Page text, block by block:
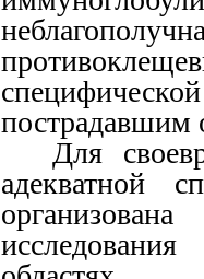
пострадавшим
Для
адекватной